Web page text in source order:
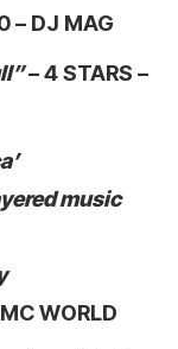
– DJ MAG
– 4 STARS –
music
WORLD